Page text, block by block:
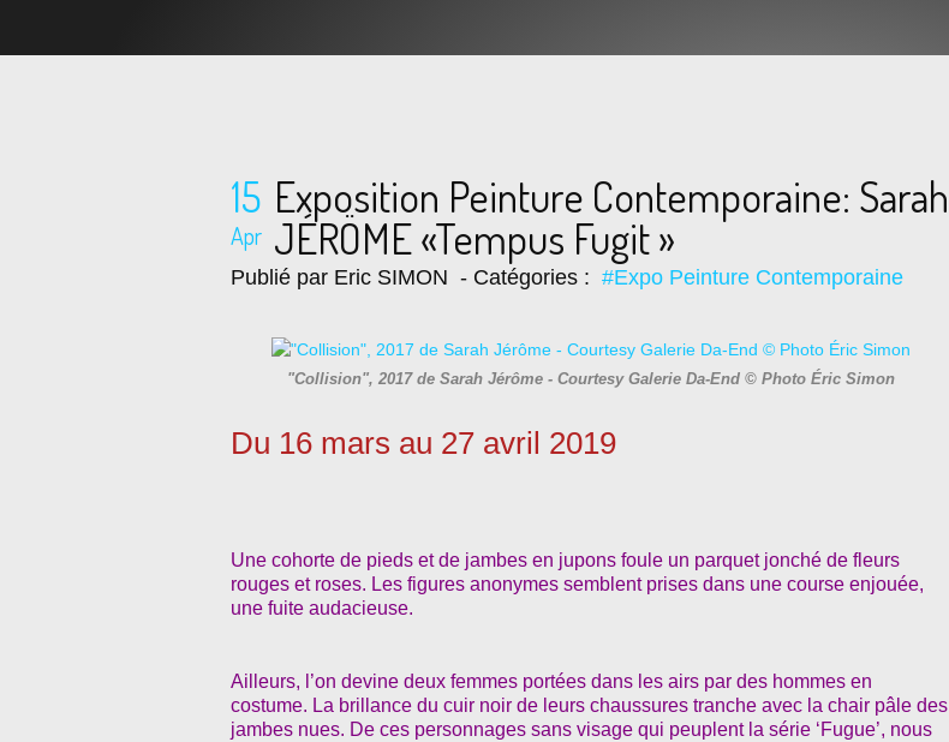
15
Apr
Exposition Peinture Contemporaine: Sarah
JÉRÖME «Tempus Fugit »
Publié par Eric SIMON - Catégories : #Expo Peinture Contemporaine
"Collision", 2017 de Sarah Jérôme - Courtesy Galerie Da-End © Photo Éric Simon
Du 16 mars au 27 avril 2019
Une cohorte de pieds et de jambes en jupons foule un parquet jonché de fleurs
rouges et roses. Les figures anonymes semblent prises dans une course enjouée,
une fuite audacieuse.
Ailleurs, l’on devine deux femmes portées dans les airs par des hommes en
costume. La brillance du cuir noir de leurs chaussures tranche avec la chair pâle des
jambes nues. De ces personnages sans visage qui peuplent la série ‘Fugue’, nous